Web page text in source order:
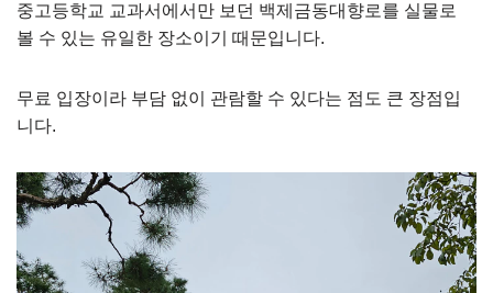
중고등학교 교과서에서만 보던 백제금동대향로를 실물로
볼 수 있는 유일한 장소이기 때문입니다.
무료 입장이라 부담 없이 관람할 수 있다는 점도 큰 장점입
니다.